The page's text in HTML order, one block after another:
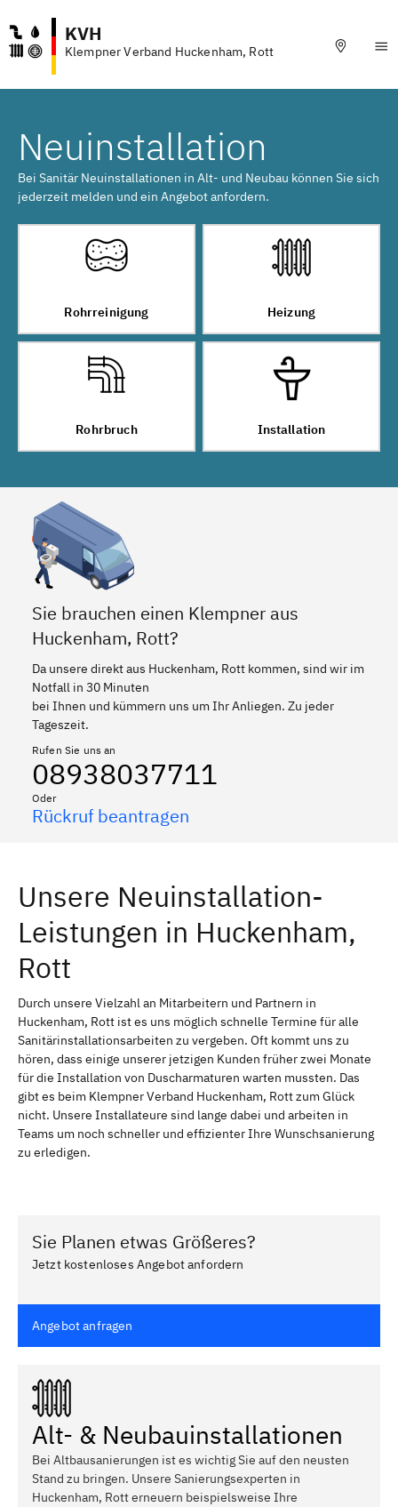
KVH
Klempner Verband Huckenham, Rott
Neuinstallation
Bei Sanitär Neuinstallationen in Alt- und Neubau können Sie sich
jederzeit melden und ein Angebot anfordern.
Rohrreinigung Heizung
Rohrbruch Installation
Sie brauchen einen Klempner aus
Huckenham, Rott?
Da unsere direkt aus Huckenham, Rott kommen, sind wir im
Notfall in 30 Minuten
bei Ihnen und kümmern uns um Ihr Anliegen. Zu jeder
Tageszeit.
Rufen Sie uns an
08938037711
Oder
Rückruf beantragen
Unsere Neuinstallation-
Leistungen in Huckenham,
Rott
Durch unsere Vielzahl an Mitarbeitern und Partnern in
Huckenham, Rott ist es uns möglich schnelle Termine für alle
Sanitärinstallationsarbeiten zu vergeben. Oft kommt uns zu
hören, dass einige unserer jetzigen Kunden früher zwei Monate
für die Installation von Duscharmaturen warten mussten. Das
gibt es beim Klempner Verband Huckenham, Rott zum Glück
nicht. Unsere Installateure sind lange dabei und arbeiten in
Teams um noch schneller und effizienter Ihre Wunschsanierung
zu erledigen.
Sie Planen etwas Größeres?
Jetzt kostenloses Angebot anfordern
Angebot anfragen
Alt- & Neubauinstallationen
Bei Altbausanierungen ist es wichtig Sie auf den neusten
Stand zu bringen. Unsere Sanierungsexperten in
Huckenham, Rott erneuern beispielsweise Ihre